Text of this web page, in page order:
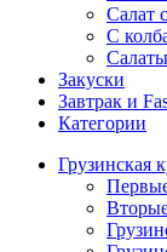
Салат
С
Закуски
Завтрак и
Категории
Грузинская